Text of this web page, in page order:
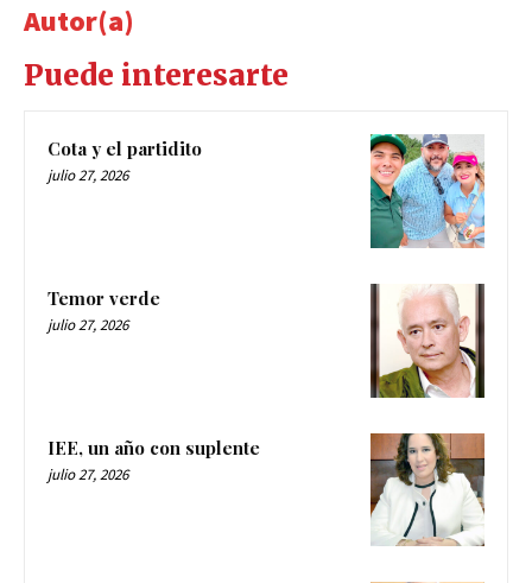
Autor(a)
Puede interesarte
Cota y el partidito
julio 27, 2026
Temor verde
julio 27, 2026
IEE, un año con suplente
julio 27, 2026